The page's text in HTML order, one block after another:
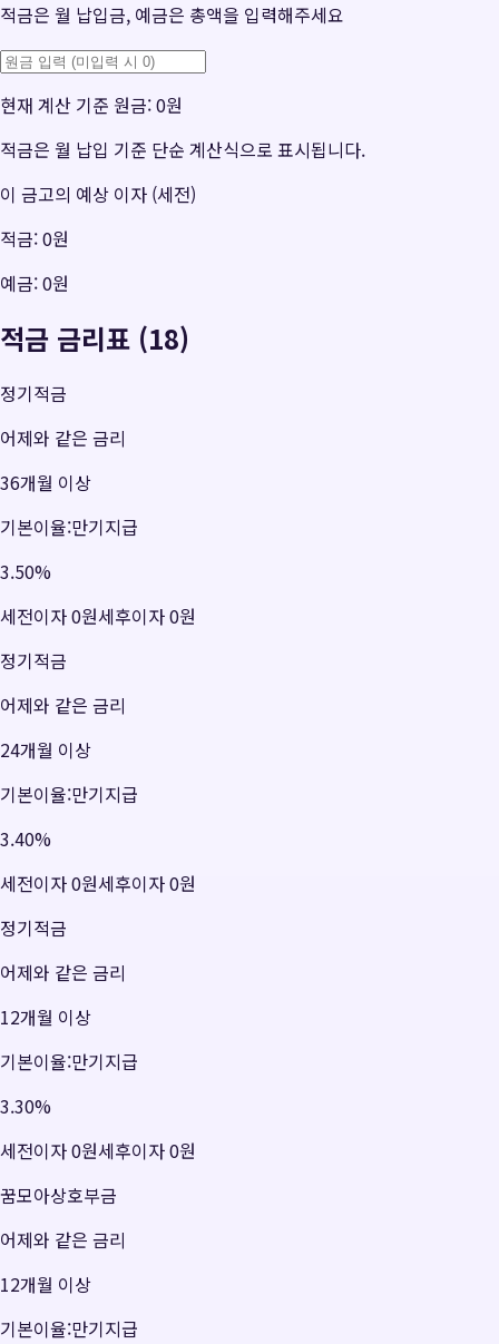
적금은 월 납입금, 예금은 총액을 입력해주세요
현재 계산 기준 원금:0원
적금은 월 납입 기준 단순 계산식으로 표시됩니다.
이 금고의 예상 이자 (세전)
적금:0원
예금:0원
적금 금리표 (18)
정기적금
어제와 같은 금리
36개월 이상
기본이율:만기지급
3.50%
세전이자0원세후이자0원
정기적금
어제와 같은 금리
24개월 이상
기본이율:만기지급
3.40%
세전이자0원세후이자0원
정기적금
어제와 같은 금리
12개월 이상
기본이율:만기지급
3.30%
세전이자0원세후이자0원
꿈모아상호부금
어제와 같은 금리
12개월 이상
기본이율:만기지급